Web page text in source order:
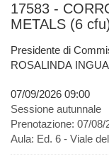
17583 -
METALS (6
Presidente di
ROSALINDA
07/09/2026 09:00
Sessione autunnale
Prenotazione: 07/08/
Aula: Ed. 6 - Viale